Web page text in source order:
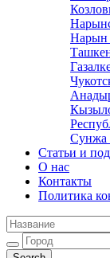
Нарын
Сунжа
Статьи и
О нас
Контакты
Политика